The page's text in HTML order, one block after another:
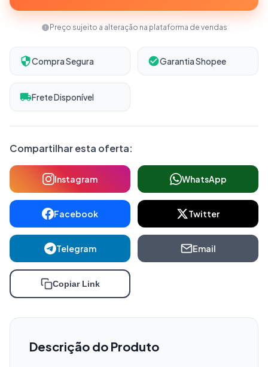
Preço sujeito a alteração na plataforma de vendas
Compra Segura Garantia Shopee
Frete Disponível
Compartilhar esta oferta:
Instagram WhatsApp
Facebook Twitter
Telegram Email
Copiar Link
Descrição do Produto